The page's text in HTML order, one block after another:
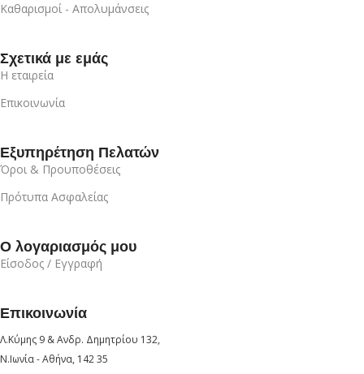
Καθαρισμοί - Απολυμάνσεις
Σχετικά με εμάς
Η εταιρεία
Επικοινωνία
Εξυπηρέτηση Πελατών
Όροι & Προυποθέσεις
Πρότυπα Ασφαλείας
Ο λογαριασμός μου
Είσοδος / Εγγραφή
Επικοινωνία
Λ.Κύμης 9 & Ανδρ. Δημητρίου 132,
Ν.Ιωνία - Αθήνα, 142 35